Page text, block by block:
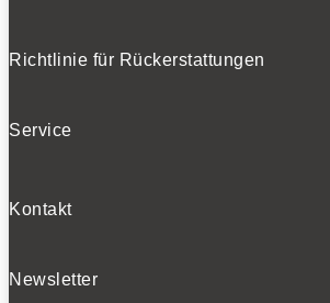
Richtlinie für Rückerstattungen
Service
Kontakt
Newsletter